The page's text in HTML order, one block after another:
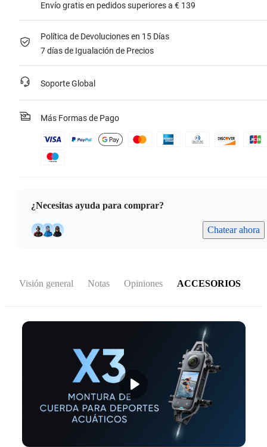
Envío gratis en pedidos superiores a € 139
Política de Devoluciones en 15 Días
7 días de Igualación de Precios
Soporte Global
Más Formas de Pago
¿Necesitas ayuda para comprar?
Chatear ahora
Visión general Notas Opiniones ACCESORIOS